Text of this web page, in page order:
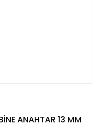
ANAHTAR 13 MM